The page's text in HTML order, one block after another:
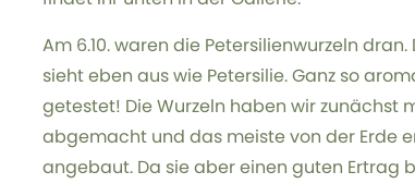
Am 6.10. waren die Petersilienwurzeln
sieht eben aus wie Petersilie. Ganz so
getestet! Die Wurzeln haben wir zunächst
abgemacht und das meiste von der Erde
angebaut. Da sie aber einen guten Ertrag